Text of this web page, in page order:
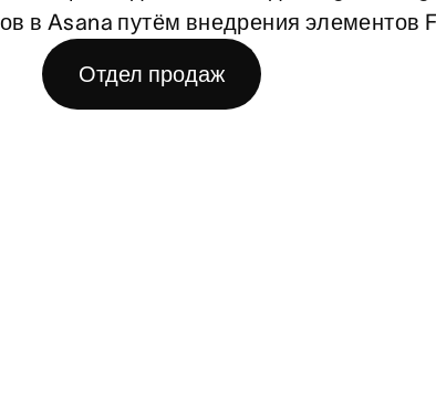
в Asana путём внедрения элементов
Отдел продаж